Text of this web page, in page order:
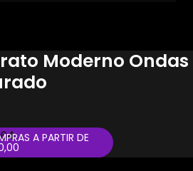
Moderno Ondas
A PARTIR DE